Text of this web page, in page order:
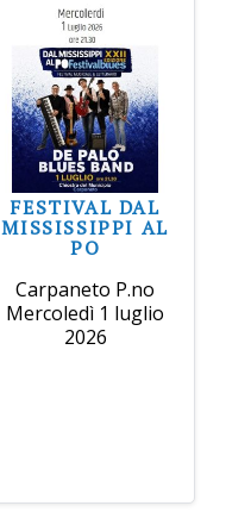
FESTIVAL DAL
MISSISSIPPI AL
PO
Carpaneto P.no
Mercoledì 1 luglio
2026